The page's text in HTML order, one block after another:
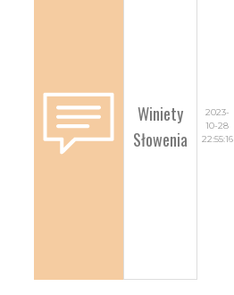
Winiety
Słowenia
2023-
10-28
22:55:16